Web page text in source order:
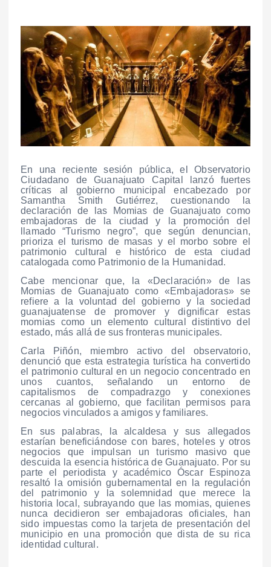
En una reciente sesión pública, el Observatorio
Ciudadano de Guanajuato Capital lanzó fuertes
críticas al gobierno municipal encabezado por
Samantha Smith Gutiérrez, cuestionando la
declaración de las Momias de Guanajuato como
embajadoras de la ciudad y la promoción del
llamado “Turismo negro”, que según denuncian,
prioriza el turismo de masas y el morbo sobre el
patrimonio cultural e histórico de esta ciudad
catalogada como Patrimonio de la Humanidad.
Cabe mencionar que, la «Declaración» de las
Momias de Guanajuato como «Embajadoras» se
refiere a la voluntad del gobierno y la sociedad
guanajuatense de promover y dignificar estas
momias como un elemento cultural distintivo del
estado, más allá de sus fronteras municipales.
Carla Piñón, miembro activo del observatorio,
denunció que esta estrategia turística ha convertido
el patrimonio cultural en un negocio concentrado en
unos cuantos, señalando un entorno de
capitalismos de compadrazgo y conexiones
cercanas al gobierno, que facilitan permisos para
negocios vinculados a amigos y familiares.
En sus palabras, la alcaldesa y sus allegados
estarían beneficiándose con bares, hoteles y otros
negocios que impulsan un turismo masivo que
descuida la esencia histórica de Guanajuato. Por su
parte el periodista y académico Óscar Espinoza
resaltó la omisión gubernamental en la regulación
del patrimonio y la solemnidad que merece la
historia local, subrayando que las momias, quienes
nunca decidieron ser embajadoras oficiales, han
sido impuestas como la tarjeta de presentación del
municipio en una promoción que dista de su rica
identidad cultural.